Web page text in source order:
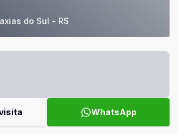
do Sul - RS
WhatsApp